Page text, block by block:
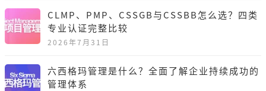
CLMP、PMP、CSSGB与CSSBB怎么选？四类
专业认证完整比较
2026年7月31日
六西格玛管理是什么？全面了解企业持续成功的
管理体系